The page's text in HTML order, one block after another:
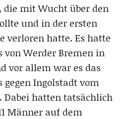
mit Wucht über den
und in der ersten
verloren hatte. Es hatte
von Werder Bremen in
vor allem war es das
gegen Ingolstadt vom
Dabei hatten tatsächlich
Männer auf dem